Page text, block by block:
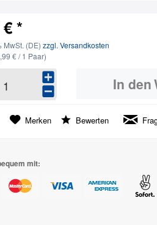
*
MwSt. (DE) zzgl. Versandkosten
€ / 1 Paar)
In den
Merken Bewerten
mit: